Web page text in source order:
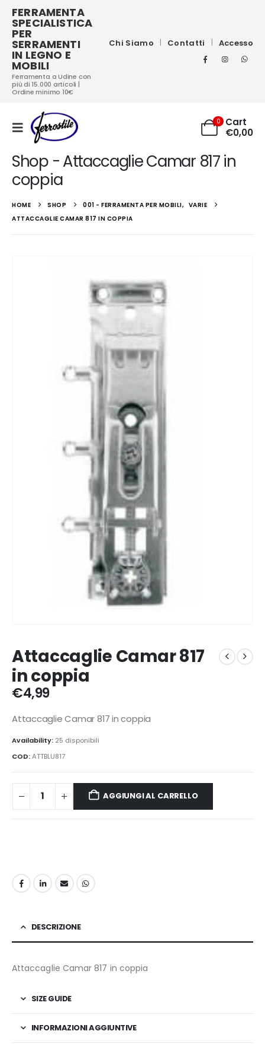
FERRAMENTA
SPECIALISTICA
PER
SERRAMENTI
IN LEGNO E
MOBILI
Ferramenta a Udine con
più di 15.000 articoli |
Ordine minimo 10€
Chi Siamo Contatti Accesso
0
Cart
€0,00
Shop - Attaccaglie Camar 817 in
coppia
HOME SHOP 001 - FERRAMENTA PER MOBILI, VARIE
ATTACCAGLIE CAMAR 817 IN COPPIA
Attaccaglie Camar 817
in coppia
€4,99
Attaccaglie Camar 817 in coppia
Availability: 25 disponibili
COD:ATTBLU817
AGGIUNGI AL CARRELLO
DESCRIZIONE
Attaccaglie Camar 817 in coppia
SIZE GUIDE
INFORMAZIONI AGGIUNTIVE